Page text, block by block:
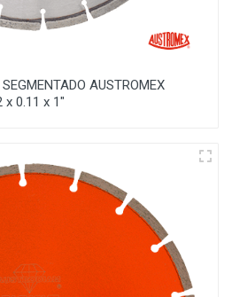
AUSTROMEX
x 0.11 x 1"